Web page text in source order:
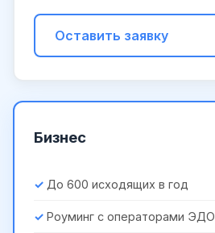
Оставить заявку
Бизнес
До 600 исходящих в год
Роуминг с операторами ЭДО